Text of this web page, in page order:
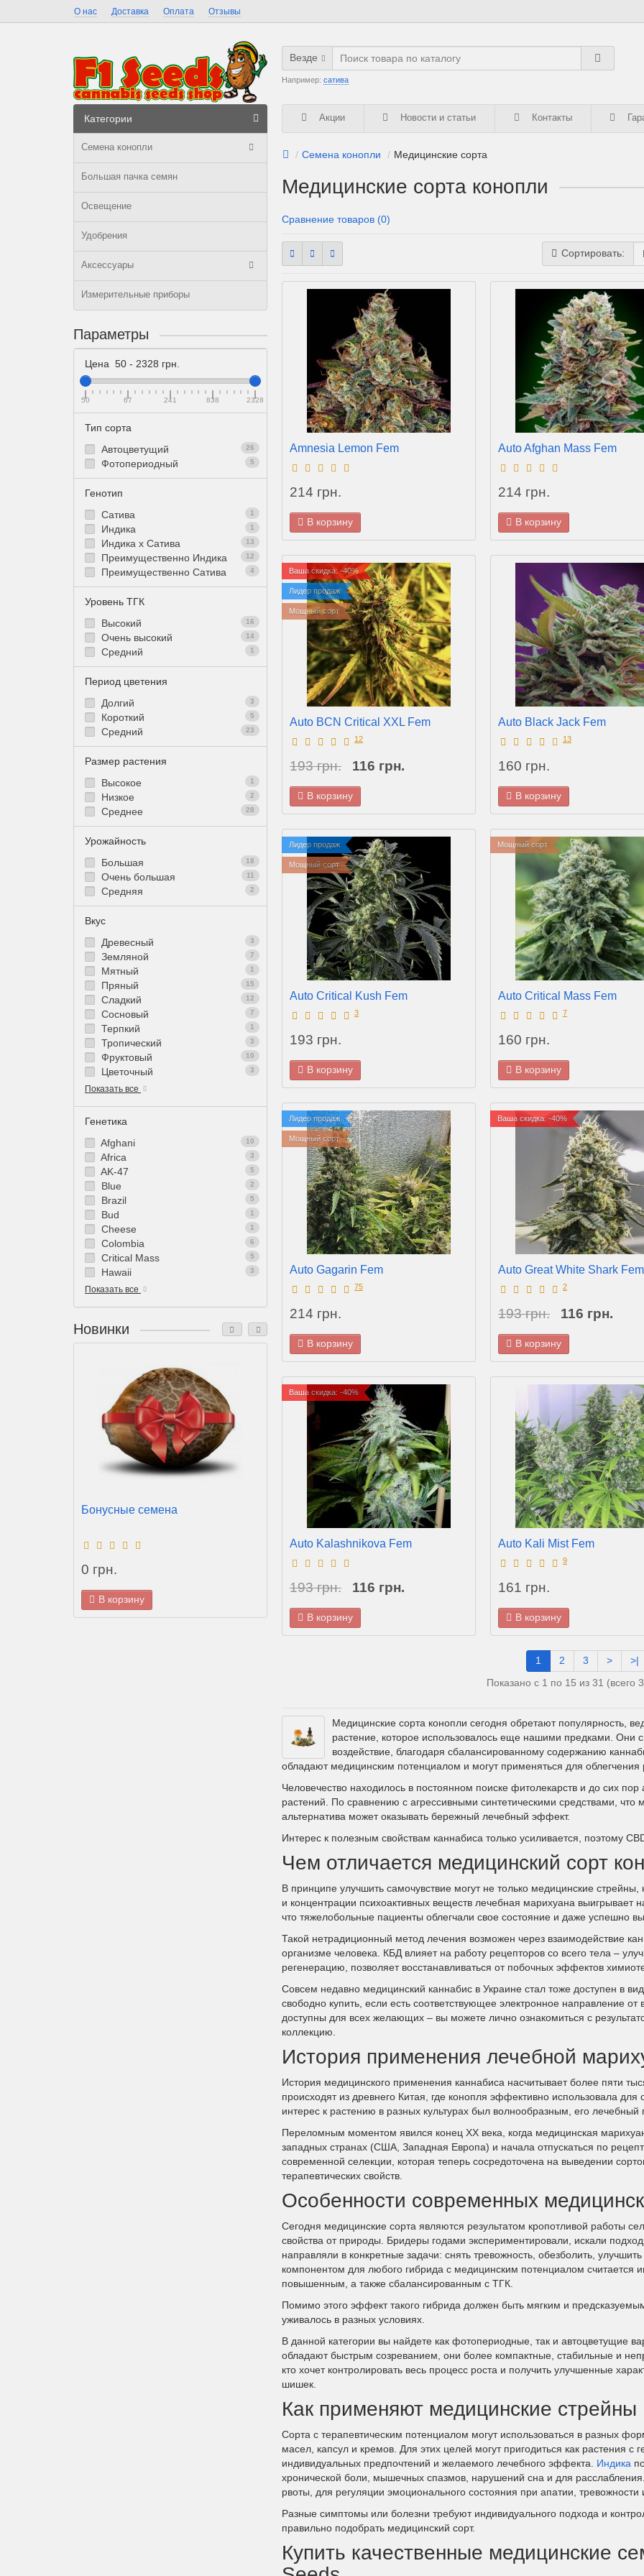
О нас Доставка Оплата Отзывы
Везде
Например: сатива
Акции Новости и статьи Контакты
Категории
Семена конопли
Большая пачка семян
Освещение
Удобрения
Аксессуары
Измерительные приборы
Семена конопли Медицинские сорта
Параметры
Цена 50 - 2328 грн.
50 67 241 838 2328
Тип сорта
Автоцветущий
26
Фотопериодный 5
Генотип
Cатива
1
Индика 1
Индика х Сатива 13
Преимущественно Индика 12
Преимущественно Сатива 4
Уровень ТГК
Высокий
16
Очень высокий 14
Средний 1
Период цветения
Долгий
3
Короткий 5
Средний 23
Размер растения
Высокое
1
Низкое 2
Среднее 28
Урожайность
Большая
18
Очень большая 11
Средняя 2
Вкус
Древесный
3
Земляной 7
Мятный 1
Пряный 15
Сладкий 12
Сосновый 7
Терпкий 1
Тропический 3
Фруктовый 10
Цветочный 3
Показать все
Генетика
Afghani
10
Africa 3
AK-47 5
Blue 2
Brazil 5
Bud 1
Cheese 1
Colombia 6
Critical Mass 5
Hawaii 3
Показать все
Новинки
Бонусные семена
0 грн.
В корзину
Журнал "420"
100 грн.
В корзину
Auto Chronic Ryder Fem
193 грн.
В корзину
Язык магазина
Выберите язык магазина
Українська
Медицинские сорта конопли
Сравнение товаров (0)
Сортировать:
Amnesia Lemon Fem
214 грн.
В корзину
Auto Afghan Mass Fem
214 грн.
В корзину
Ваша скидка: -40%
Лидер продаж
Мощный сорт
Auto BCN Critical XXL Fem
12
193 грн. 116 грн.
В корзину
Auto Black Jack Fem
13
160 грн.
В корзину
Лидер продаж
Мощный сорт
Auto Critical Kush Fem
3
193 грн.
В корзину
Мощный сорт
Auto Critical Mass Fem
7
160 грн.
В корзину
Лидер продаж
Мощный сорт
Auto Gagarin Fem
75
214 грн.
В корзину
Ваша скидка: -40%
Auto Great White Shark Fem
2
193 грн. 116 грн.
В корзину
Ваша скидка: -40%
Auto Kalashnikova Fem
193 грн. 116 грн.
В корзину
Auto Kali Mist Fem
9
161 грн.
В корзину
1 2 3 >
>|
Показано с 1 по 15 из 31 (всего
Медицинские сорта конопли сегодня обретают популярность,
растение, которое использовалось еще нашими предками. Они
воздействие, благодаря сбалансированному содержанию
обладают медицинским потенциалом и могут применяться для облегчения
Человечество находилось в постоянном поиске фитолекарств и до сих
растений. По сравнению с агрессивными синтетическими средствами, что
альтернатива может оказывать бережный лечебный эффект.
Интерес к полезным свойствам каннабиса только усиливается, поэтому
Чем отличается медицинский сорт
В принципе улучшить самочувствие могут не только медицинские
и концентрации психоактивных веществ лечебная марихуана выигрывает
что тяжелобольные пациенты облегчали свое состояние и даже успешно
Такой нетрадиционный метод лечения возможен через взаимодействие
организме человека. КБД влияет на работу рецепторов со всего тела –
регенерацию, позволяет восстанавливаться от побочных эффектов
Совсем недавно медицинский каннабис в Украине стал тоже доступен в
свободно купить, если есть соответствующее электронное направление
доступны для всех желающих – вы можете лично ознакомиться с
коллекцию.
История применения лечебной
История медицинского применения каннабиса насчитывает более пяти
происходят из древнего Китая, где конопля эффективно использовала
интерес к растению в разных культурах был волнообразным, его лечебный
Переломным моментом явился конец XX века, когда медицинская
западных странах (США, Западная Европа) и начала отпускаться по
современной селекции, которая теперь сосредоточена на выведении
терапевтических свойств.
Особенности современных
Сегодня медицинские сорта являются результатом кропотливой работы
свойства от природы. Бридеры годами экспериментировали, искали
направляли в конкретные задачи: снять тревожность, обезболить,
компонентом для любого гибрида с медицинским потенциалом считается
повышенным, а также сбалансированным с ТГК.
Помимо этого эффект такого гибрида должен быть мягким и
уживалось в разных условиях.
В данной категории вы найдете как фотопериодные, так и автоцветущие
обладают быстрым созреванием, они более компактные, стабильные и
кто хочет контролировать весь процесс роста и получить улучшенные
шишек.
Как применяют медицинские стрейны
Сорта с терапевтическим потенциалом могут использоваться в разных
масел, капсул и кремов. Для этих целей могут пригодиться как растения с
индивидуальных предпочтений и желаемого лечебного эффекта. Индика
хронической боли, мышечных спазмов, нарушений сна и для расслабления.
рвоты, для регуляции эмоционального состояния при апатии, тревожности
Разные симптомы или болезни требуют индивидуального подхода и
правильно подобрать медицинский сорт.
Купить качественные медицинские